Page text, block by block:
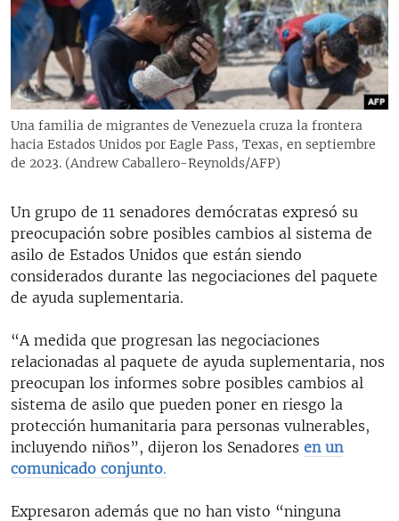
RADIO MARTÍ
ESPECIALES
ESPECIALES
LA REALIDAD DE LA VIVIENDA EN CUBA
SER VIEJO EN CUBA
LOS SANTOS DE HIALEAH
DESINFORMACIÓN RUSA EN AMÉRICA LATINA
LA INVASIÓN DE RUSIA A UCRANIA
MULTIMEDIA
EDITORIALES
SÍGUENOS
Una familia de migrantes de Venezuela cruza la frontera
hacia Estados Unidos por Eagle Pass, Texas, en septiembre
de 2023. (Andrew Caballero-Reynolds/AFP)
Un grupo de 11 senadores demócratas expresó su
preocupación sobre posibles cambios al sistema de
asilo de Estados Unidos que están siendo
considerados durante las negociaciones del paquete
de ayuda suplementaria.
“A medida que progresan las negociaciones
relacionadas al paquete de ayuda suplementaria, nos
preocupan los informes sobre posibles cambios al
sistema de asilo que pueden poner en riesgo la
protección humanitaria para personas vulnerables,
incluyendo niños”, dijeron los Senadores en un
comunicado conjunto.
Expresaron además que no han visto “ninguna